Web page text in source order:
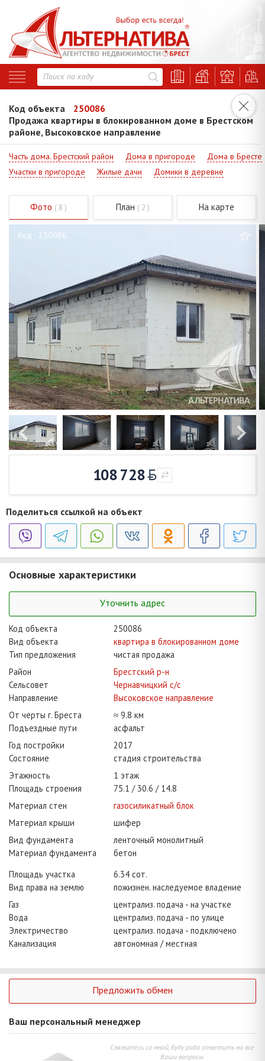
Код объекта
250086
Продажа квартиры в блокированном доме в Брестском
районе, Высоковское направление
Часть дома. Брестский район Дома в пригороде
Дома в Бресте
Участки в пригороде
Жилые дачи Домики в деревне
Фото ( 8 ) План ( 2 ) На карте
Код - 250086
108 728
Поделиться ссылкой на объект
Основные характеристики
Уточнить адрес
Код объекта
250086
Вид объекта
квартира в блокированном доме
Тип предложения
чистая продажа
Район
Брестский р-н
Сельсовет
Чернавчицкий с/с
Направление
Высоковское направление
От черты г. Бреста
≈ 9.8 км
Подъездные пути
асфальт
Год постройки
2017
Состояние
стадия строительства
Этажность
1 этаж
Площадь строения
75.1 30.6
14.8
Материал стен
газосиликатный блок
Материал крыши
шифер
Вид фундамента
ленточный монолитный
Материал фундамента
бетон
Площадь участка
6.34 сот.
Вид права на землю
пожизнен. наследуемое владение
Газ
централиз. подача - на участке
Вода
централиз. подача - по улице
Электричество
централиз. подача - подключено
Канализация
автономная / местная
Предложить обмен
Ваш персональный менеджер
Свяжитесь со мной, буду рада ответить на все
Ваши вопросы